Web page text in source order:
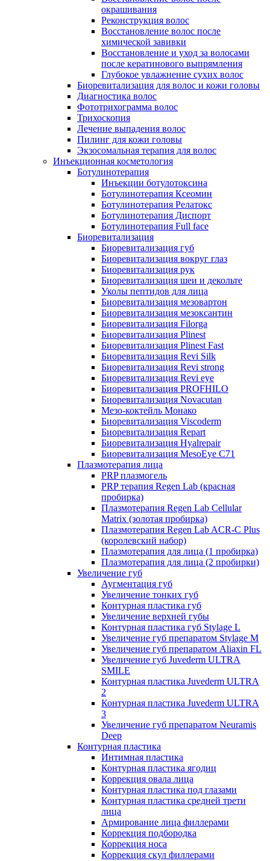
окрашивания
Реконструкция волос
Восстановление волос после
химической завивки
Восстановление и уход за волосами
после кератинового выпрямления
Глубокое увлажнение сухих волос
Биоревитализация для волос и кожи головы
Диагностика волос
Фототрихограмма волос
Трихоскопия
Лечение выпадения волос
Пилинг для кожи головы
Экзосомальная терапия для волос
Инъекционная косметология
Ботулинотерапия
Инъекции ботулотоксина
Ботулинотерапия Ксеомин
Ботулинотерапия Релатокс
Ботулинотерапия Диспорт
Ботулинотерапия Full face
Биоревитализация
Биоревитализация губ
Биоревитализация вокруг глаз
Биоревитализация рук
Биоревитализация шеи и декольте
Уколы пептидов для лица
Биоревитализация мезовартон
Биоревитализация мезоксантин
Биоревитализация Filorga
Биоревитализация Plinest
Биоревитализация Plinest Fast
Биоревитализация Revi Silk
Биоревитализация Revi strong
Биоревитализация Revi eye
Биоревитализация PROFHILO
Биоревитализация Novacutan
Мезо-коктейль Монако
Биоревитализация Viscoderm
Биоревитализация Repart
Биоревитализация Hyalrepair
Биоревитализация MesoEye C71
Плазмотерапия лица
PRP плазмогель
PRP терапия Regen Lab (красная
пробирка)
Плазмотерапия Regen Lab Cellular
Matrix (золотая пробирка)
Плазмотерапия Regen Lab ACR-C Plus
(королевский набор)
Плазмотерапия для лица (1 пробирка)
Плазмотерапия для лица (2 пробирки)
Увеличение губ
Аугментация губ
Увеличение тонких губ
Контурная пластика губ
Увеличение верхней губы
Контурная пластика губ Stylage L
Увеличение губ препаратом Stylage M
Увеличение губ препаратом Aliaxin FL
Увеличение губ Juvederm ULTRA
SMILE
Контурная пластика Juvederm ULTRA
2
Контурная пластика Juvederm ULTRA
3
Увеличение губ препаратом Neuramis
Deep
Контурная пластика
Интимная пластика
Контурная пластика ягодиц
Коррекция овала лица
Контурная пластика под глазами
Контурная пластика средней трети
лица
Армирование лица филлерами
Коррекция подбородка
Коррекция носа
Коррекция скул филлерами